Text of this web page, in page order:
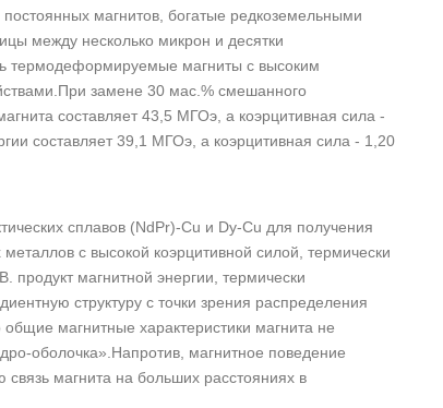
магнитов, богатые редкоземельными
между несколько микрон и десятки
термодеформируемые магниты с высоким
замене 30 мас.% смешанного
составляет 43,5 МГОэ, а коэрцитивная сила -
составляет 39,1 МГОэ, а коэрцитивная сила - 1,20
сплавов (NdPr)-Cu и Dy-Cu для получения
с высокой коэрцитивной силой, термически
магнитной энергии, термически
структуру с точки зрения распределения
магнитные характеристики магнита не
оболочка».Напротив, магнитное поведение
магнита на больших расстояниях в